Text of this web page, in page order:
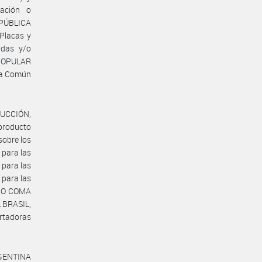
o
y
y/o
Común
los
para las
para las
para las
COMA